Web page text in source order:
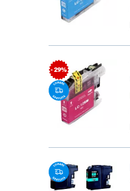
- 29%